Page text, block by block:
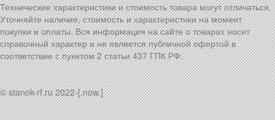
Технические характеристики и стоимость товара могут отличаться.
Уточняйте наличие, стоимость и характеристики на момент
покупки и оплаты. Вся информация на сайте о товарах носит
справочный характер и не является публичной офертой в
соответствие с пунктом 2 статьи 437 ГПК РФ.
© stanok-rf.ru 2022-[.now.]